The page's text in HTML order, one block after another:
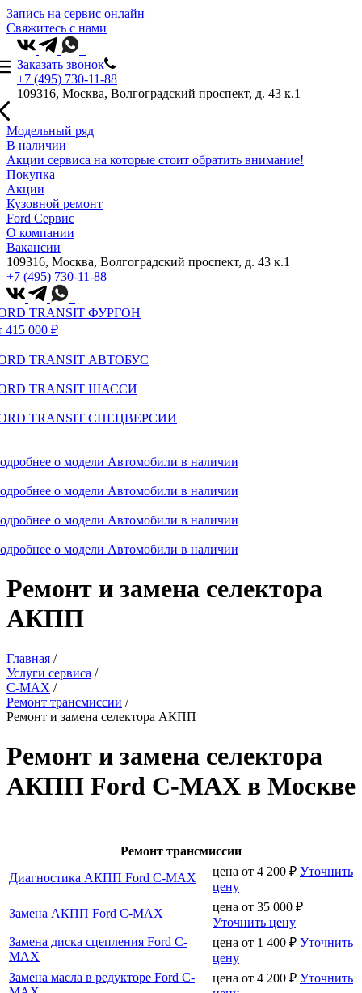
Запись на сервис онлайн
Свяжитесь с нами
Заказать звонок
+7 (495) 730-11-88
109316, Москва, Волгоградский проспект, д. 43 к.1
Модельный ряд
В наличии
Акции сервиса на которые стоит обратить внимание!
Покупка
Акции
Кузовной ремонт
Ford Сервис
О компании
Вакансии
109316, Москва, Волгоградский проспект, д. 43 к.1
+7 (495) 730-11-88
TRANSIT ФУРГОН
415 000 ₽
TRANSIT АВТОБУС
TRANSIT ШАССИ
TRANSIT СПЕЦВЕРСИИ
о модели Автомобили в наличии
о модели Автомобили в наличии
о модели Автомобили в наличии
о модели Автомобили в наличии
Ремонт и замена селектора
АКПП
Главная /
Услуги сервиса /
C-MAX /
Ремонт трансмиссии /
Ремонт и замена селектора АКПП
Ремонт и замена селектора
АКПП Ford C-MAX в Москве
Ремонт трансмиссии
Диагностика АКПП Ford C-MAX
цена от 4 200 ₽ Уточнить
цену
Замена АКПП Ford C-MAX
цена от 35 000 ₽
Уточнить цену
Замена диска сцепления Ford C-
MAX
цена от 1 400 ₽ Уточнить
цену
Замена масла в редукторе Ford C-
цена от 4 200 ₽ Уточнить